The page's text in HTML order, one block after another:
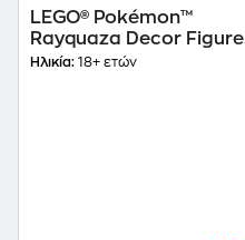
LEGO® Pokémon™
Rayquaza Decor Figure
Building Set (72168)
Ηλικία: 18+ ετών